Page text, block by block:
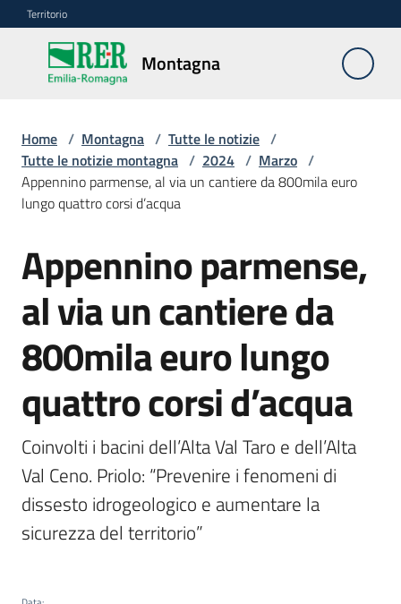
Vai al contenuto
Vai alla navigazione
Vai al footer
Territorio
Montagna
Montagna
Vivere
e
lavorare
Infrastrutture
sicurezza
del
territorio
Programmi
e
risorse
Seguici
Home / Montagna / Tutte le notizie /
Tutte le notizie montagna / 2024 / Marzo /
Appennino parmense, al via un cantiere da 800mila euro
lungo quattro corsi d’acqua
Salta al contenuto
Appennino parmense,
al via un cantiere da
800mila euro lungo
quattro corsi d’acqua
Coinvolti i bacini dell’Alta Val Taro e dell’Alta
Val Ceno. Priolo: “Prevenire i fenomeni di
dissesto idrogeologico e aumentare la
sicurezza del territorio”